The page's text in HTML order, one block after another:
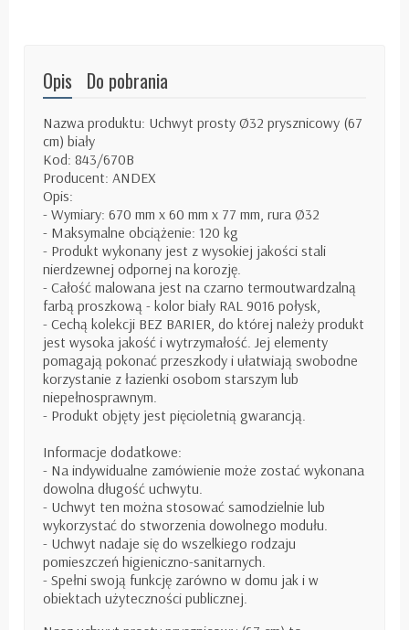
Opis Do pobrania
Nazwa produktu: Uchwyt prosty Ø32 prysznicowy (67
cm) biały
Kod: 843/670B
Producent: ANDEX
Opis:
- Wymiary: 670 mm x 60 mm x 77 mm, rura Ø32
- Maksymalne obciążenie: 120 kg
- Produkt wykonany jest z wysokiej jakości stali
nierdzewnej odpornej na korozję.
- Całość malowana jest na czarno termoutwardzalną
farbą proszkową - kolor biały RAL 9016 połysk,
- Cechą kolekcji BEZ BARIER, do której należy produkt
jest wysoka jakość i wytrzymałość. Jej elementy
pomagają pokonać przeszkody i ułatwiają swobodne
korzystanie z łazienki osobom starszym lub
niepełnosprawnym.
- Produkt objęty jest pięcioletnią gwarancją.
Informacje dodatkowe:
- Na indywidualne zamówienie może zostać wykonana
dowolna długość uchwytu.
- Uchwyt ten można stosować samodzielnie lub
wykorzystać do stworzenia dowolnego modułu.
- Uchwyt nadaje się do wszelkiego rodzaju
pomieszczeń higieniczno-sanitarnych.
- Spełni swoją funkcję zarówno w domu jak i w
obiektach użyteczności publicznej.